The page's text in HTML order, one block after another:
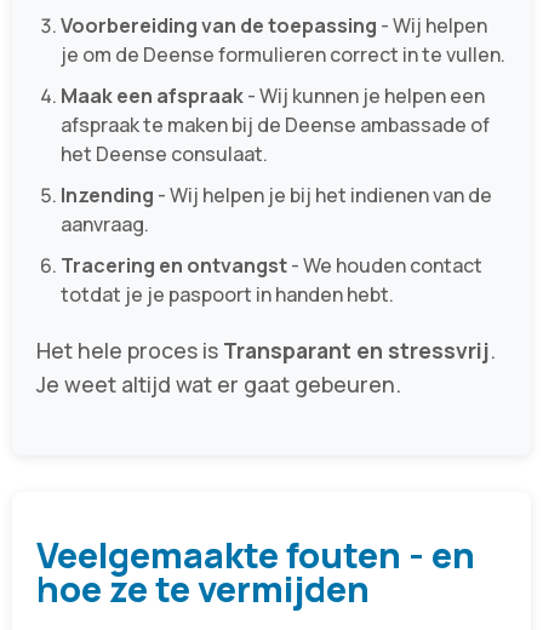
Voorbereiding van de toepassing - Wij helpen
je om de Deense formulieren correct in te vullen.
Maak een afspraak- Wij kunnen je helpen een
afspraak te maken bij de Deense ambassade of
het Deense consulaat.
Inzending - Wij helpen je bij het indienen van de
aanvraag.
Tracering en ontvangst- We houden contact
totdat je je paspoort in handen hebt.
Het hele proces is Transparant en stressvrij.
Je weet altijd wat er gaat gebeuren.
Veelgemaakte fouten - en
hoe ze te vermijden